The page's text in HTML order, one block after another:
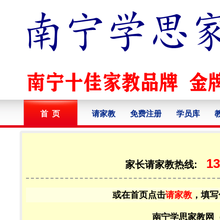
首 页 请家教 免费注册 学员库
家长请家教热线:
或在首页点击请家教 ，填
南宁学思家教网